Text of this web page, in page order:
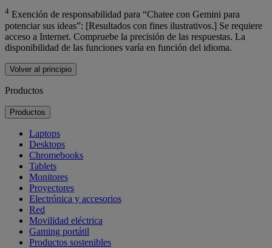
4 Exención de responsabilidad para “Chatee con Gemini para
potenciar sus ideas”: [Resultados con fines ilustrativos.] Se requiere
acceso a Internet. Compruebe la precisión de las respuestas. La
disponibilidad de las funciones varía en función del idioma.
Volver al principio
Productos
Productos
Laptops
Desktops
Chromebooks
Tablets
Monitores
Proyectores
Electrónica y accesorios
Red
Movilidad eléctrica
Gaming portátil
Productos sostenibles